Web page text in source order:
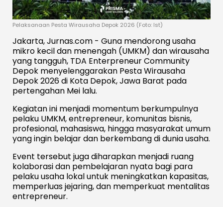
Pelaksanaan Pesta Wirausaha Depok 2026 (Foto: Ist)
Jakarta, Jurnas.com - Guna mendorong usaha
mikro kecil dan menengah (UMKM) dan wirausaha
yang tangguh, TDA Enterpreneur Community
Depok menyelenggarakan Pesta Wirausaha
Depok 2026 di Kota Depok, Jawa Barat pada
pertengahan Mei lalu.
Kegiatan ini menjadi momentum berkumpulnya
pelaku UMKM, entrepreneur, komunitas bisnis,
profesional, mahasiswa, hingga masyarakat umum
yang ingin belajar dan berkembang di dunia usaha.
Event tersebut juga diharapkan menjadi ruang
kolaborasi dan pembelajaran nyata bagi para
pelaku usaha lokal untuk meningkatkan kapasitas,
memperluas jejaring, dan memperkuat mentalitas
entrepreneur.